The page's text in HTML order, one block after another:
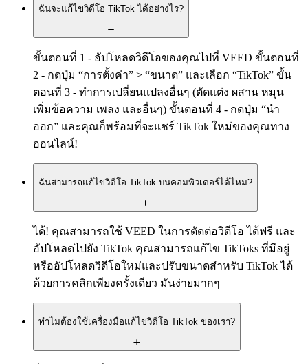
ฉันจะแก้ไขวิดีโอ TikTok ได้อย่างไร?
ขั้นตอนที่ 1 - อัปโหลดวิดีโอของคุณไปที่ VEED ขั้นตอนที่
2 - กดปุ่ม “การตั้งค่า” > “ขนาด” และเลือก “TikTok” ขั้น
ตอนที่ 3 - ทำการเปลี่ยนแปลงอื่นๆ (ตัดแต่ง ผสาน หมุน
เพิ่มข้อความ เพลง และอื่นๆ) ขั้นตอนที่ 4 - กดปุ่ม “นำ
ออก” และคุณก็พร้อมที่จะแชร์ TikTok ใหม่ของคุณทาง
ออนไลน์!
ฉันสามารถแก้ไขวิดีโอ TikTok บนคอมพิวเตอร์ได้ไหม?
ได้! คุณสามารถใช้ VEED ในการตัดต่อวิดีโอ ได้ฟรี และ
อัปโหลดไปยัง TikTok คุณสามารถแก้ไข TikToks ที่มีอยู่
หรืออัปโหลดวิดีโอใหม่และปรับขนาดสำหรับ TikTok ได้
ด้วยการคลิกเพียงครั้งเดียว มันง่ายมากๆ
ทำไมต้องใช้เครื่องมือแก้ไขวิดีโอ TikTok ของเรา?